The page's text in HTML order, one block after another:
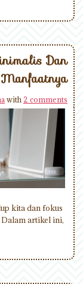
Dan
Manfaatnya
with 2 comments
kita dan fokus
artikel ini,